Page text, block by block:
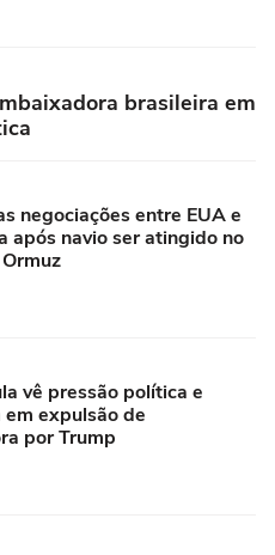
brasileira em
negociações entre EUA e
após navio ser atingido no
vê pressão política e
expulsão de
por Trump